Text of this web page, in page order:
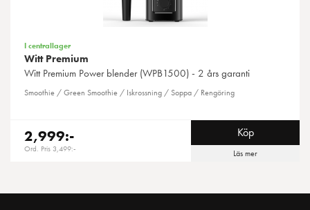
I centrallager
Witt Premium
WittPremium Power blender (WPB1500) - 2 års garanti
Smoothie / Green Smoothie / Iskrossning / Soppa / Rengöring
2,999:-
Ord. Pris 3,499:-
Köp
Läs mer